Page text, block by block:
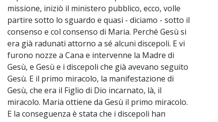
missione, iniziò il ministero pubblico, ecco, volle
partire sotto lo sguardo e quasi - diciamo - sotto il
consenso e col consenso di Maria. Perché Gesù si
era già radunati attorno a sé alcuni discepoli. E vi
furono nozze a Cana e intervenne la Madre di
Gesù, e Gesù e i discepoli che già avevano seguito
Gesù. E il primo miracolo, la manifestazione di
Gesù, che era il Figlio di Dio incarnato, là, il
miracolo. Maria ottiene da Gesù il primo miracolo.
E la conseguenza è stata che i discepoli han